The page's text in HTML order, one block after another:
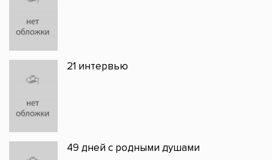
21 интервью
49 дней с родными душами